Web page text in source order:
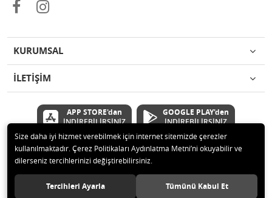
KURUMSAL
İLETİŞİM
APP STORE'dan
İNDİREBİLİRSİNİZ
GOOGLE PLAY'den
İNDİREBİLİRSİNİZ
© 2020 Çetinkaya Elektronik Kırtasiye Oyuncak San ve Tic.Ltd.Şti Tüm
Size daha iyi hizmet verebilmek için internet sitemizde çerezler
kullanılmaktadır. Çerez Politikaları Aydınlatma Metni’ni okuyabilir ve
dilerseniz tercihlerinizi değiştirebilirsiniz.
Tercihleri Ayarla Tümünü Kabul Et